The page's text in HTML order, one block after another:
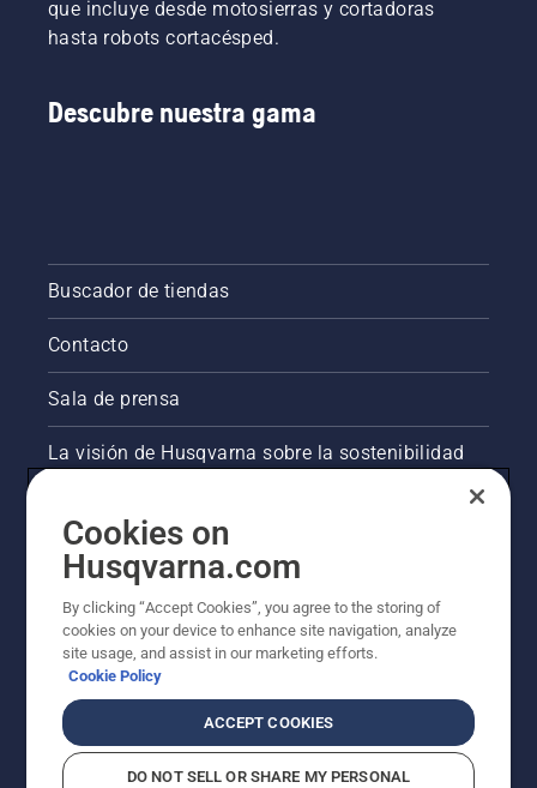
que incluye desde motosierras y cortadoras
hasta robots cortacésped.
Descubre nuestra gama
Buscador de tiendas
Contacto
Sala de prensa
La visión de Husqvarna sobre la sostenibilidad
Otros sitios de Husqvarna
Cookies on
Husqvarna.com
By clicking “Accept Cookies”, you agree to the storing of
cookies on your device to enhance site navigation, analyze
site usage, and assist in our marketing efforts.
Cookie Policy
ACCEPT COOKIES
DO NOT SELL OR SHARE MY PERSONAL